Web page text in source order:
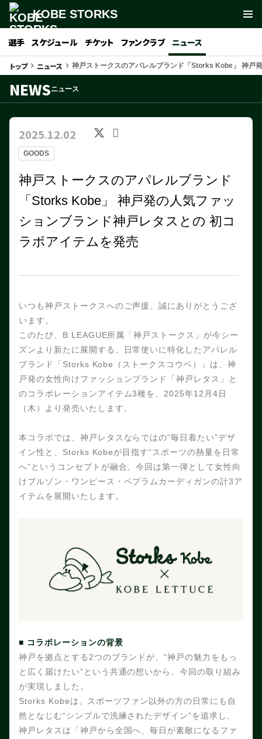
KOBE STORKS
選手 スケジュール チケット ファンクラブ ニュース
トップkeyboard_arrow_right ニュース keyboard_arrow_right 神戸ストークスのアパレルブランド「Storks Kobe」 神戸
NEWSニュース
GOODS
2025.12.02
神戸ストークスのアパレルブランド
「Storks Kobe」 神戸発の人気ファッ
ションブランド神戸レタスとの 初コ
ラボアイテムを発売
いつも神戸ストークスへのご声援、誠にありがとうござ
います。
このたび、B.LEAGUE所属「神戸ストークス」が今シー
ズンより 新たに展開する、日常使いに特化したアパレル
ブランド「Storks Kobe（ストークスコウベ）」は、神
戸発の女性向けファッションブランド「神戸レタス」と
のコラボレーションアイテム3種を、2025年12月4日
（木）より発売いたします。
本コラボでは、神戸レタスならではの“毎日着たい”デザ
イン性と、Storks Kobeが目指す“スポーツの熱量を日常
へ”というコンセプトが融合。今回は第一弾として女性向
けブルゾン・ワンピース・ペプラムカーディガンの計3ア
イテムを展開いたします。
■ コラボレーションの背景
神戸を拠点とする2つのブランドが、“神戸の魅力をもっ
と広く届けたい”という共通の想いから、今回の取り組み
が実現しました。
Storks Kobeは、スポーツファン以外の方の日常にも自
然となじむ“シンプルで洗練されたデザイン”を追求し、
神戸レタスは「神戸から全国へ、毎日が素敵になるファ